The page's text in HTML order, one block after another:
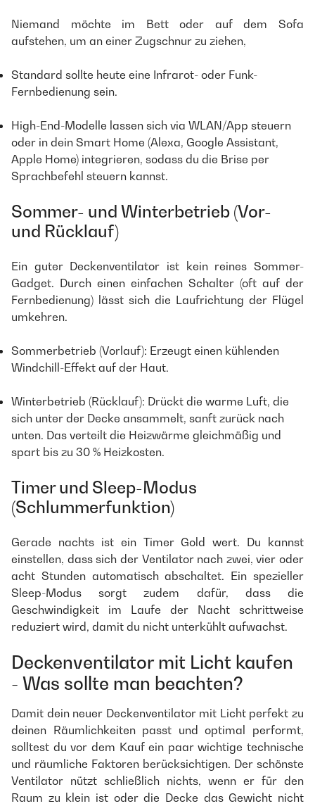
Niemand möchte im Bett oder auf dem Sofa
aufstehen, um an einer Zugschnur zu ziehen,
Standard sollte heute eine Infrarot- oder Funk-
Fernbedienung sein.
High-End-Modelle lassen sich via WLAN/App steuern
oder in dein Smart Home (Alexa, Google Assistant,
Apple Home) integrieren, sodass du die Brise per
Sprachbefehl steuern kannst.
Sommer- und Winterbetrieb (Vor-
und Rücklauf)
Ein guter Deckenventilator ist kein reines Sommer-
Gadget. Durch einen einfachen Schalter (oft auf der
Fernbedienung) lässt sich die Laufrichtung der Flügel
umkehren.
Sommerbetrieb (Vorlauf): Erzeugt einen kühlenden
Windchill-Effekt auf der Haut.
Winterbetrieb (Rücklauf): Drückt die warme Luft, die
sich unter der Decke ansammelt, sanft zurück nach
unten. Das verteilt die Heizwärme gleichmäßig und
spart bis zu 30 % Heizkosten.
Timer und Sleep-Modus
(Schlummerfunktion)
Gerade nachts ist ein Timer Gold wert. Du kannst
einstellen, dass sich der Ventilator nach zwei, vier oder
acht Stunden automatisch abschaltet. Ein spezieller
Sleep-Modus sorgt zudem dafür, dass die
Geschwindigkeit im Laufe der Nacht schrittweise
reduziert wird, damit du nicht unterkühlt aufwachst.
Deckenventilator mit Licht kaufen
- Was sollte man beachten?
Damit dein neuer Deckenventilator mit Licht perfekt zu
deinen Räumlichkeiten passt und optimal performt,
solltest du vor dem Kauf ein paar wichtige technische
und räumliche Faktoren berücksichtigen. Der schönste
Ventilator nützt schließlich nichts, wenn er für den
Raum zu klein ist oder die Decke das Gewicht nicht